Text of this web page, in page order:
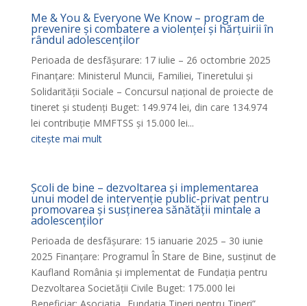
Me & You & Everyone We Know – program de
prevenire și combatere a violenței și hărțuirii în
rândul adolescenților
Perioada de desfășurare: 17 iulie – 26 octombrie 2025
Finanțare: Ministerul Muncii, Familiei, Tineretului și
Solidarității Sociale – Concursul național de proiecte de
tineret și studenți Buget: 149.974 lei, din care 134.974
lei contribuție MMFTSS și 15.000 lei...
citește mai mult
Școli de bine – dezvoltarea și implementarea
unui model de intervenție public-privat pentru
promovarea și susținerea sănătății mintale a
adolescenților
Perioada de desfășurare: 15 ianuarie 2025 – 30 iunie
2025 Finanțare: Programul În Stare de Bine, susținut de
Kaufland România și implementat de Fundația pentru
Dezvoltarea Societății Civile Buget: 175.000 lei